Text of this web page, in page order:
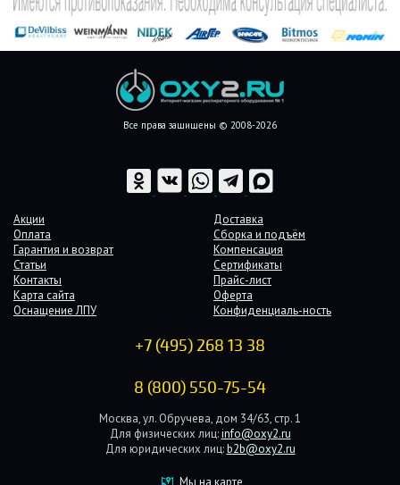
Все права защищены © 2008-2026
Акции
Доставка
Оплата
Сборка и подъём
Гарантия и возврат
Компенсация
Статьи
Сертификаты
Контакты
Прайс-лист
Карта сайта
Оферта
Оснащение ЛПУ
Конфиденциаль-ность
+7 (495) 268 13 38
8 (800) 550-75-54
Москва, ул. Обручева, дом 34/63, стр. 1
Для физических лиц: info@oxy2.ru
Для юридических лиц: b2b@oxy2.ru